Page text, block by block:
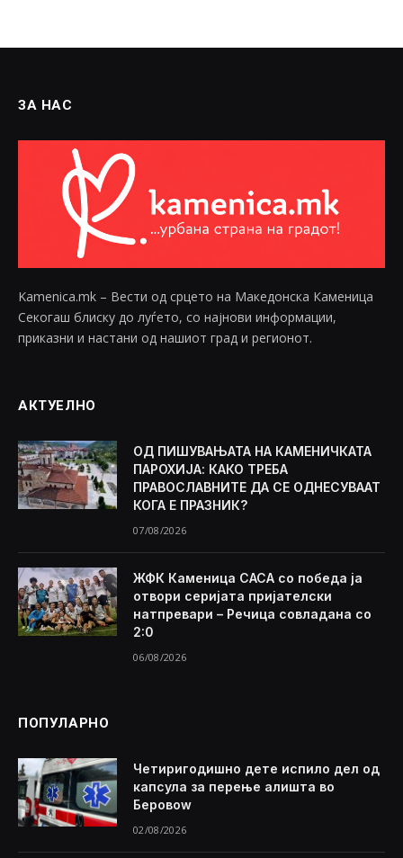
ЗА НАС
Kamenica.mk – Вести од срцето на Македонска Каменица
Секогаш блиску до луѓето, со најнови информации,
приказни и настани од нашиот град и регионот.
АКТУЕЛНО
ОД ПИШУВАЊАТА НА КАМЕНИЧКАТА
ПАРОХИЈА: КАКО ТРЕБА
ПРАВОСЛАВНИТЕ ДА СЕ ОДНЕСУВААТ
КОГА Е ПРАЗНИК?
07/08/2026
ЖФК Каменица САСА со победа ја
отвори серијата пријателски
натпревари – Речица совладана со
2:0
06/08/2026
ПОПУЛАРНО
Четиригодишно дете испило дел од
капсула за перење алишта во
Беровоw
02/08/2026